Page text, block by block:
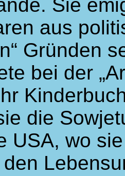
Sie
aus
Gründen
bei der
die
USA, wo